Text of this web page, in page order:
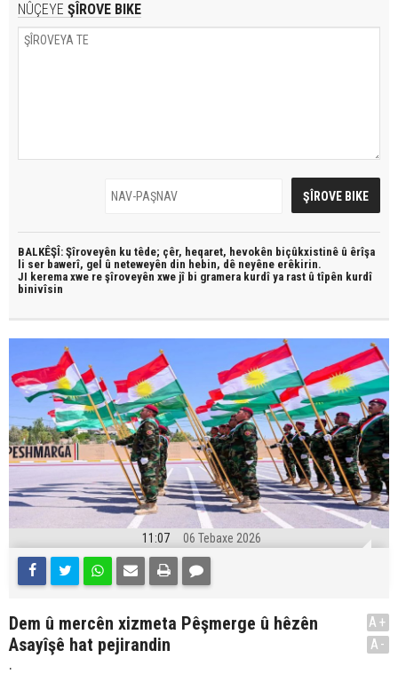
NÛÇEYE ŞÎROVE BIKE
BALKÊŞÎ: Şîroveyên ku têde; çêr, heqaret, hevokên biçûkxistinê û êrîşa
li ser bawerî, gel û neteweyên din hebin, dê neyêne erêkirin.
JI kerema xwe re şîroveyên xwe jî bi gramera kurdî ya rast û tîpên kurdî
binivîsin
11:07 06 Tebaxe 2026
Dem û mercên xizmeta Pêşmerge û hêzên
Asayîşê hat pejirandin
.
A+
A-